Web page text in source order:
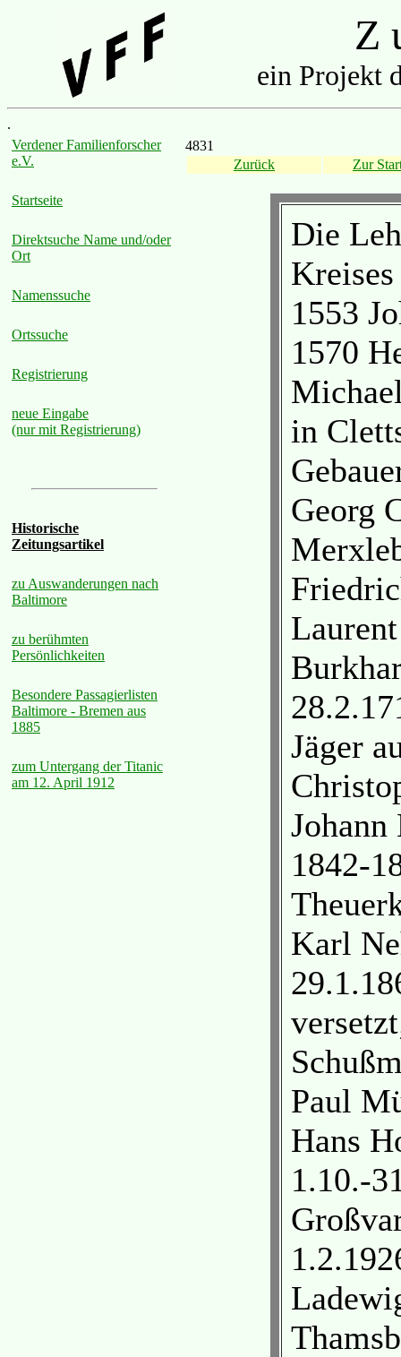
Z
ein Projekt
.
Verdener Familienforscher
e.V.
Startseite
Direktsuche Name und/oder
Ort
Namenssuche
Ortssuche
Registrierung
neue Eingabe
(nur mit Registrierung)
Historische
Zeitungsartikel
zu Auswanderungen nach
Baltimore
zu berühmten
Persönlichkeiten
Besondere Passagierlisten
Baltimore - Bremen aus
1885
zum Untergang der Titanic
am 12. April 1912
4831
Zurück
Zur
Die
1553
1570
in
Georg
Jäger
1842-
Karl
Paul
Hans
1.10.-